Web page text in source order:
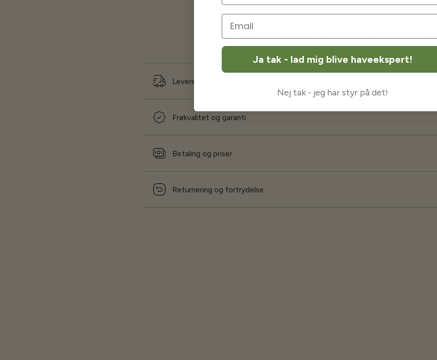
Ofte stillede spørgsmål
Levering og forsendelse
Frøkvalitet og garanti
Betaling og priser
Returnering og fortrydelse
Ja tak - lad mig blive haveekspert!
Nej tak - jeg har styr på det!